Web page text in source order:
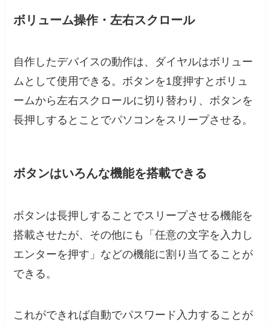
ボリューム操作・左右スクロール
自作したデバイスの動作は、ダイヤルはボリュー
ムとして使用できる。ボタンを1度押すとボリュ
ームから左右スクロールに切り替わり、ボタンを
長押しするとことでパソコンをスリープさせる。
ボタンはいろんな機能を搭載できる
ボタンは長押しすることでスリープさせる機能を
搭載させたが、その他にも「任意の文字を入力し
エンターを押す」などの機能に割り当てることが
できる。
これができれば自動でパスワード入力することが